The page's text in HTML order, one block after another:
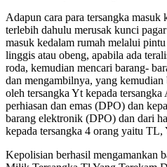
Adapun cara para tersangka masuk
terlebih dahulu merusak kunci
masuk kedalam rumah melalui
linggis atau obeng, apabila ada
roda, kemudian mencari barang-
dan mengambilnya, yang
oleh tersangka Yt kepada
perhiasan dan emas (DPO) dan
barang elektronik (DPO) dan dari
kepada tersangka 4 orang yaitu
Kepolisian berhasil mengamankan